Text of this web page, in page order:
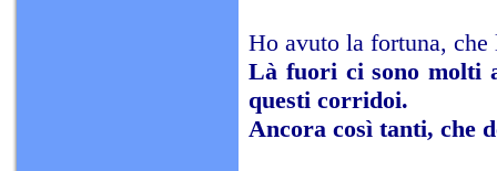
Ho avuto la fortuna,
Là fuori ci sono molti
questi corridoi.
Ancora così tanti, che